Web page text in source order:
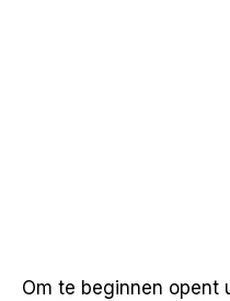
Om te beginnen opent